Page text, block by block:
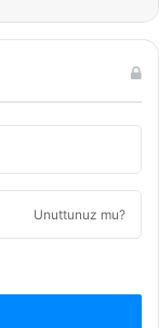
Unuttunuz mu?